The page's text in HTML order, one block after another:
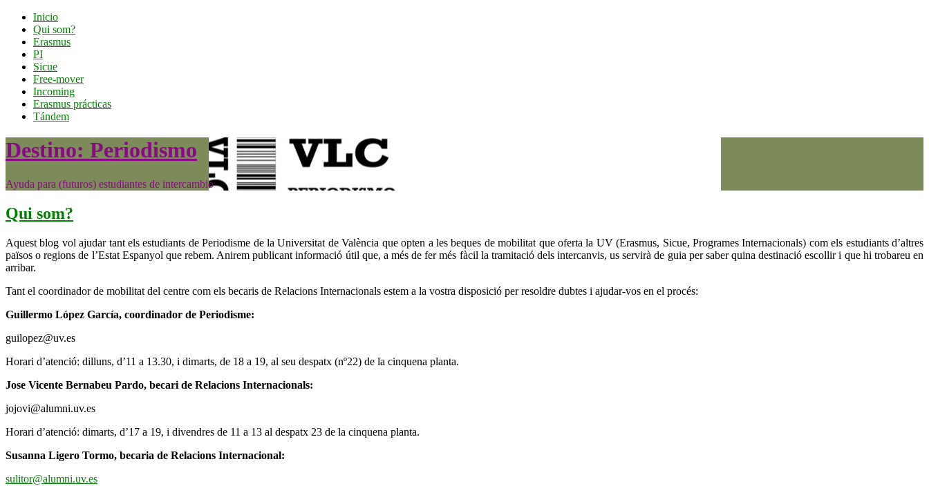
Inicio
Qui som?
Erasmus
PI
Sicue
Free-mover
Incoming
Erasmus prácticas
Tándem
Destino: Periodismo
Ayuda para (futuros) estudiantes de intercambio
Qui som?
Aquest blog vol ajudar tant els estudiants de Periodisme de la Universitat de València que opten a les beques de mobilitat que oferta la UV (Erasmus, Sicue, Programes Internacionals) com els estudiants d’altres
països o regions de l’Estat Espanyol que rebem. Anirem publicant informació útil que, a més de fer més fàcil la tramitació dels intercanvis, us servirà de guia per saber quina destinació escollir i que hi trobareu en
arribar.
Tant el coordinador de mobilitat del centre com els becaris de Relacions Internacionals estem a la vostra disposició per resoldre dubtes i ajudar-vos en el procés:
Guillermo López García, coordinador de Periodisme:
guilopez@uv.es
Horari d’atenció: dilluns, d’11 a 13.30, i dimarts, de 18 a 19, al seu despatx (nº22) de la cinquena planta.
Jose Vicente Bernabeu Pardo, becari de Relacions Internacionals:
jojovi@alumni.uv.es
Horari d’atenció: dimarts, d’17 a 19, i divendres de 11 a 13 al despatx 23 de la cinquena planta.
Susanna Ligero Tormo, becaria de Relacions Internacional:
sulitor@alumni.uv.es